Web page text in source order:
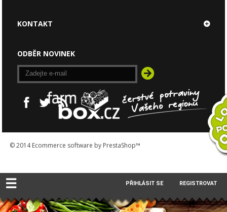
© 2014Ecommerce software by PrestaShop™
KONTAKT
ODBĚR NOVINEK
☰ PŘIHLÁSIT SE REGISTROVAT